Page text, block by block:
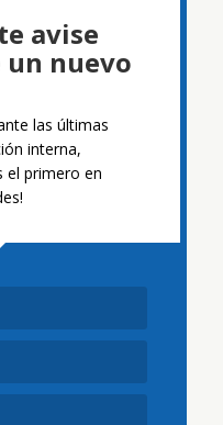
avise
un nuevo
las últimas
interna,
el primero en